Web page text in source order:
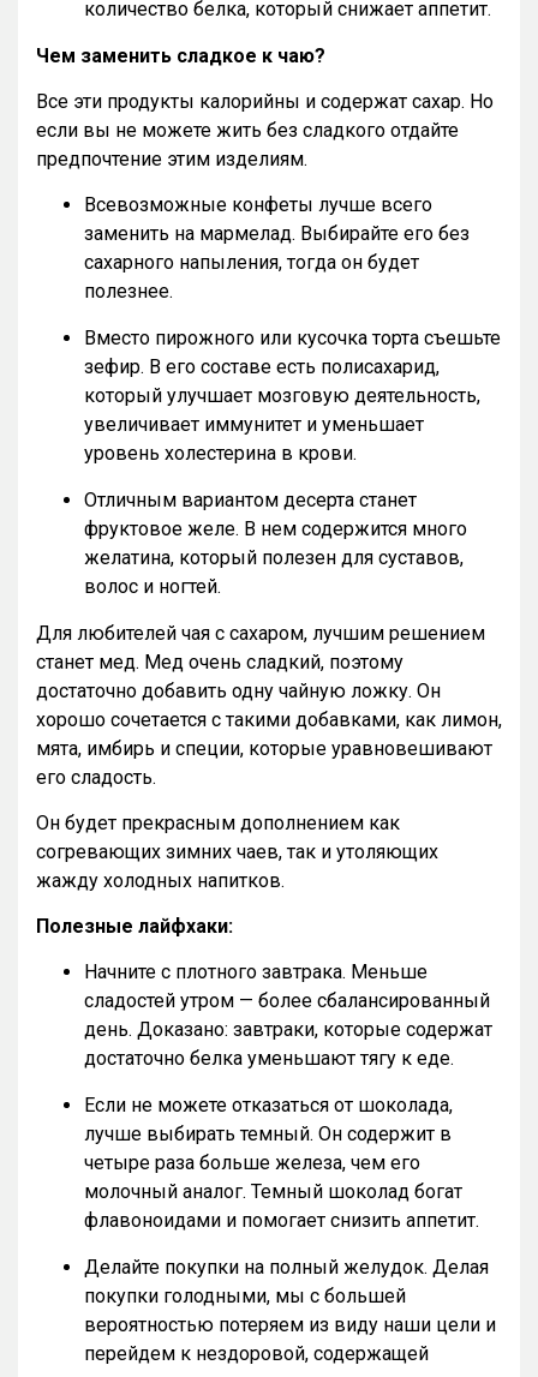
количество белка, который снижает аппетит.
Чем заменить сладкое к чаю?
Все эти продукты калорийны и содержат сахар. Но
если вы не можете жить без сладкого отдайте
предпочтение этим изделиям.
Всевозможные конфеты лучше всего
заменить на мармелад. Выбирайте его без
сахарного напыления, тогда он будет
полезнее.
Вместо пирожного или кусочка торта съешьте
зефир. В его составе есть полисахарид,
который улучшает мозговую деятельность,
увеличивает иммунитет и уменьшает
уровень холестерина в крови.
Отличным вариантом десерта станет
фруктовое желе. В нем содержится много
желатина, который полезен для суставов,
волос и ногтей.
Для любителей чая с сахаром, лучшим решением
станет мед. Мед очень сладкий, поэтому
достаточно добавить одну чайную ложку. Он
хорошо сочетается с такими добавками, как лимон,
мята, имбирь и специи, которые уравновешивают
его сладость.
Он будет прекрасным дополнением как
согревающих зимних чаев, так и утоляющих
жажду холодных напитков.
Полезные лайфхаки:
Начните с плотного завтрака. Меньше
сладостей утром — более сбалансированный
день. Доказано: завтраки, которые содержат
достаточно белка уменьшают тягу к еде.
Если не можете отказаться от шоколада,
лучше выбирать темный. Он содержит в
четыре раза больше железа, чем его
молочный аналог. Темный шоколад богат
флавоноидами и помогает снизить аппетит.
Делайте покупки на полный желудок. Делая
покупки голодными, мы с большей
вероятностью потеряем из виду наши цели и
перейдем к нездоровой, содержащей